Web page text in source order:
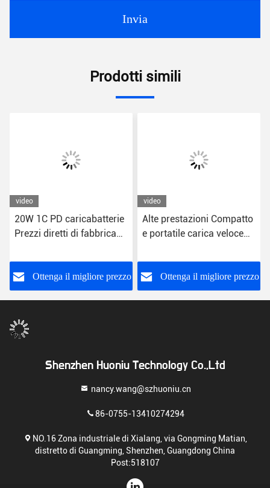
Invia
Prodotti simili
video
20W 1C PD caricabatterie
Prezzi diretti di fabbrica
eccezionale Smartphone
La tua ricarica Funzione
di ricarica rapida
Ottenga il migliore prezzo
video
Alte prestazioni Compatto
e portatile carica veloce
parete 5V
Ottenga il migliore prezzo
Shenzhen Huoniu Technology Co.,Ltd
nancy.wang@szhuoniu.cn
86-0755-13410274294
NO.16 Zona industriale di Xialang, via Gongming Matian,
distretto di Guangming, Shenzhen, Guangdong China
Post:518107